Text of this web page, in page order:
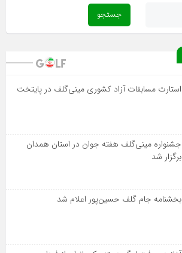
استارت مسابقات آزاد کشوری مینی‌گلف در پایتخت
جشنواره مینی‌گلف هفته جوان در استان همدان
برگزار شد
بخشنامه جام گلف حسین‌پور اعلام شد